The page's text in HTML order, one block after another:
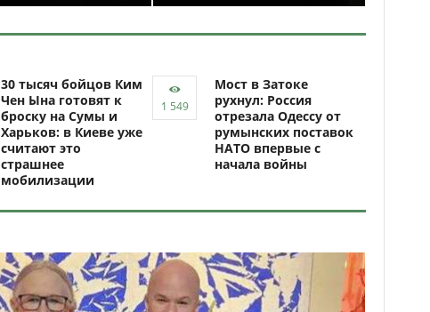
30 тысяч бойцов Ким
Чен Ына готовят к
броску на Сумы и
Харьков: в Киеве уже
считают это
страшнее
мобилизации
Мост в Затоке
рухнул: Россия
отрезала Одессу от
румынских поставок
НАТО впервые с
начала войны